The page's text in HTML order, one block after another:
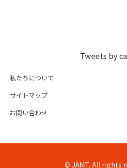
Tweets by
私たちについて
サイトマップ
お問い合わせ
© JAMT, All rights